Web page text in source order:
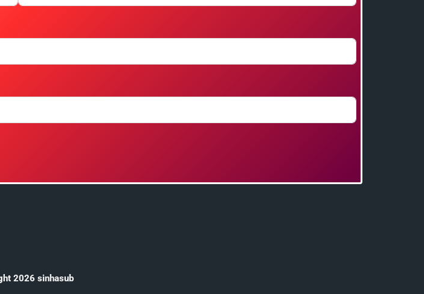
2026 sinhasub